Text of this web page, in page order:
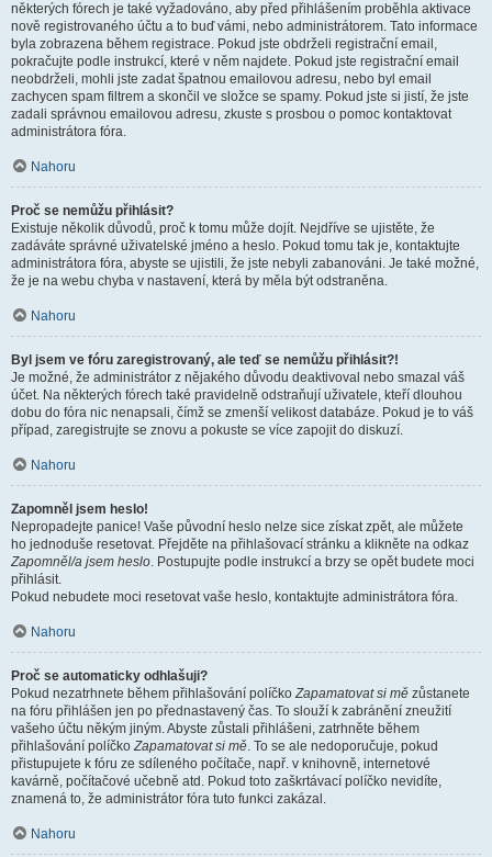
některých fórech je také vyžadováno, aby před přihlášením proběhla aktivace
nově registrovaného účtu a to buď vámi, nebo administrátorem. Tato informace
byla zobrazena během registrace. Pokud jste obdrželi registrační email,
pokračujte podle instrukcí, které v něm najdete. Pokud jste registrační email
neobdrželi, mohli jste zadat špatnou emailovou adresu, nebo byl email
zachycen spam filtrem a skončil ve složce se spamy. Pokud jste si jistí, že jste
zadali správnou emailovou adresu, zkuste s prosbou o pomoc kontaktovat
administrátora fóra.
Nahoru
Proč se nemůžu přihlásit?
Existuje několik důvodů, proč k tomu může dojít. Nejdříve se ujistěte, že
zadáváte správné uživatelské jméno a heslo. Pokud tomu tak je, kontaktujte
administrátora fóra, abyste se ujistili, že jste nebyli zabanováni. Je také možné,
že je na webu chyba v nastavení, která by měla být odstraněna.
Nahoru
Byl jsem ve fóru zaregistrovaný, ale teď se nemůžu přihlásit?!
Je možné, že administrátor z nějakého důvodu deaktivoval nebo smazal váš
účet. Na některých fórech také pravidelně odstraňují uživatele, kteří dlouhou
dobu do fóra nic nenapsali, čímž se zmenší velikost databáze. Pokud je to váš
případ, zaregistrujte se znovu a pokuste se více zapojit do diskuzí.
Nahoru
Zapomněl jsem heslo!
Nepropadejte panice! Vaše původní heslo nelze sice získat zpět, ale můžete
ho jednoduše resetovat. Přejděte na přihlašovací stránku a klikněte na odkaz
Zapomněl/a jsem heslo. Postupujte podle instrukcí a brzy se opět budete moci
přihlásit.
Pokud nebudete moci resetovat vaše heslo, kontaktujte administrátora fóra.
Nahoru
Proč se automaticky odhlašuji?
Pokud nezatrhnete během přihlašování políčkoZapamatovat si mě zůstanete
na fóru přihlášen jen po přednastavený čas. To slouží k zabránění zneužití
vašeho účtu někým jiným. Abyste zůstali přihlášeni, zatrhněte během
přihlašování políčkoZapamatovat si mě. To se ale nedoporučuje, pokud
přistupujete k fóru ze sdíleného počítače, např. v knihovně, internetové
kavárně, počítačové učebně atd. Pokud toto zaškrtávací políčko nevidíte,
znamená to, že administrátor fóra tuto funkci zakázal.
Nahoru